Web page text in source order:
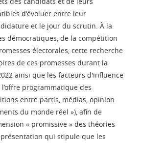
d'évoluer entre leur
et le jour du scrutin. À la
démocratiques, de la compétition
électorales, cette recherche
de ces promesses durant la
ainsi que les facteurs d'influence
programmatique des
entre partis, médias, opinion
du monde réel »), afin de
« promissive » des théories
qui stipule que les